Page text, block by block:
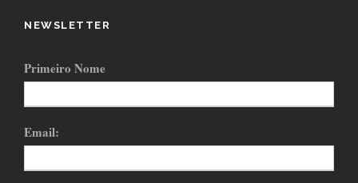
NEWSLETTER
Primeiro Nome
Email: